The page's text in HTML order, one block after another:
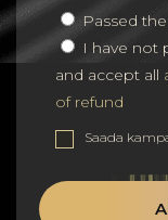
Passed
I have not
and accept all
of refund
Saada